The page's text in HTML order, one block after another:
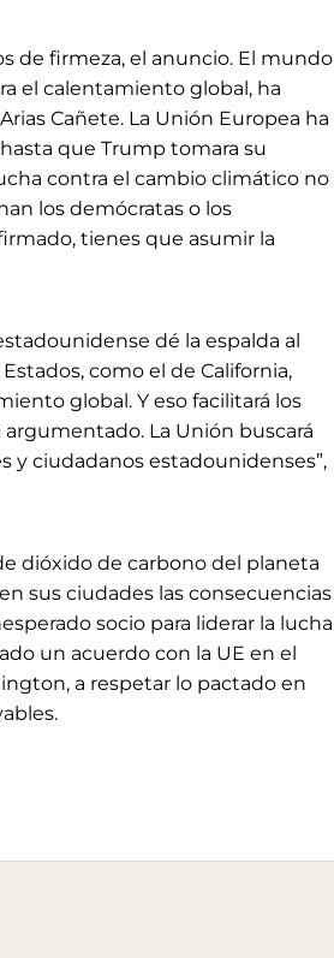
de firmeza, el anuncio. El mundo
el calentamiento global, ha
Cañete. La Unión Europea ha
que Trump tomara su
contra el cambio climático no
los demócratas o los
tienes que asumir la
dé la espalda al
como el de California,
global. Y eso facilitará los
La Unión buscará
y ciudadanos estadounidenses”,
dióxido de carbono del planeta
sus ciudades las consecuencias
socio para liderar la lucha
un acuerdo con la UE en el
a respetar lo pactado en